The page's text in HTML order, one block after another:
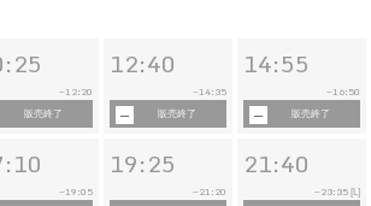
~12:20
販売終了
12:40
~14:35
販売終了
14:55
~16:50
販売終了
~19:05
19:25
~ 21:20
21:40
~ 23:35 [L]